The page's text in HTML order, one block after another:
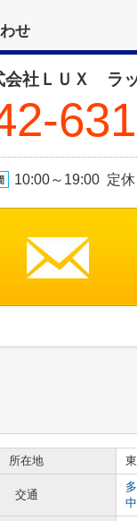
せ
会社ＬＵＸ ラ
10:00～19:00 定休
所在地
交通